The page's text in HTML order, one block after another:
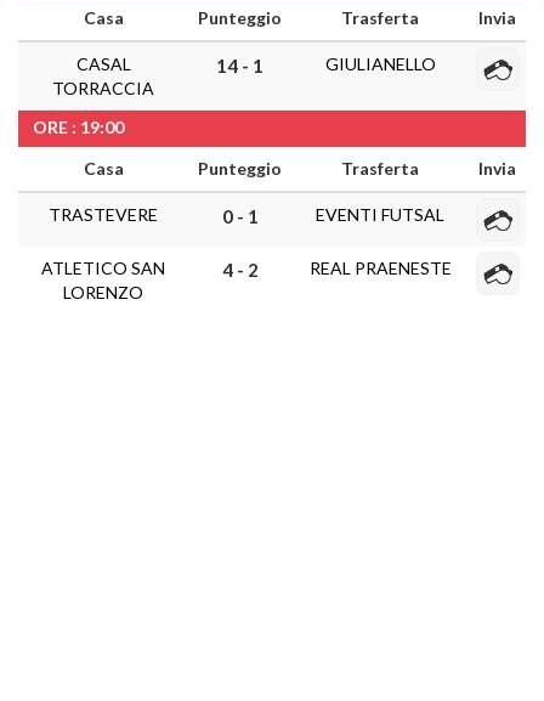
Casa
Punteggio Trasferta Invia
CASAL
TORRACCIA
14 - 1 GIULIANELLO
ORE : 19:00
Casa
Punteggio Trasferta Invia
TRASTEVERE 0 - 1 EVENTI FUTSAL
ATLETICO SAN
LORENZO
4 - 2 REAL PRAENESTE